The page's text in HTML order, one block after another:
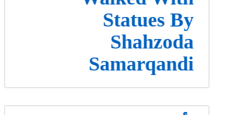
Statues By
Shahzoda
Samarqandi